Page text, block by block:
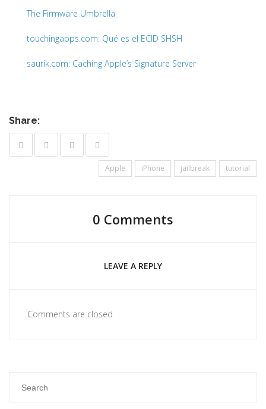
The Firmware Umbrella
touchingapps.com: Qué es el ECID SHSH
saurik.com: Caching Apple’s Signature Server
Share:
Apple iPhone jailbreak tutorial
0 Comments
LEAVE A REPLY
Comments are closed